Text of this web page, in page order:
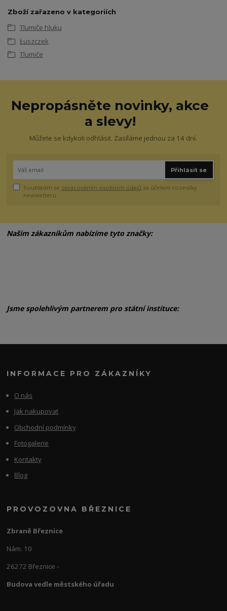
Zboží zařazeno v kategoriích
Tlumiče hluku
Łuszczek
Tlumiče
Nepropásněte novinky, akce
a slevy!
Můžete se kdykoli odhlásit. Zasíláme jednou za 14 dní.
Přihlásit se
Souhlasím se zpracováním osobních údajů za účelem rozesílky
newsletteru.
Našim zákazníkům nabízíme tyto značky:
Jsme spolehlivým partnerem pro státní instituce:
INFORMACE PRO ZÁKAZNÍKY
O nás
Jak nakupovat
Obchodní podmínky
Fotogalerie
Kontakty
Blog
PROVOZOVNA BŘEZNICE
Zbraně Březnice
Nám. 10
26272 Březnice -
Budova vedle městského úřadu